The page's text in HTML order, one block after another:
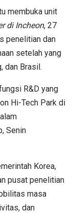
membuka unit
di Incheon, 27
penelitian dan
setelah yang
dan Brasil.
R&D yang
Hi-Tech Park di
Senin
Korea,
pusat penelitian
masa
dan